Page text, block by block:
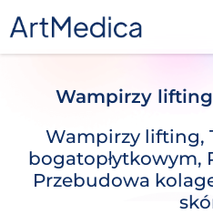
Wampirzy
Wampirzy lifting,
bogatopłytkowym,
Przebudowa